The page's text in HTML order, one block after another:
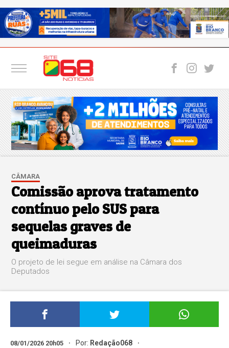
CÂMARA
Comissão aprova tratamento
contínuo pelo SUS para
sequelas graves de
queimaduras
O projeto de lei segue em análise na Câmara dos
Deputados
08/01/2026 20h05 Por: Redação068